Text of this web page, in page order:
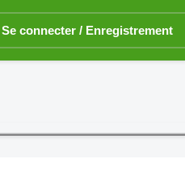
Se connecter / Enregistrement